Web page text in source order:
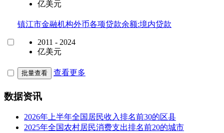
亿美元
镇江市金融机构外币各项贷款余额:境内贷款
2011 - 2024
亿美元
批量查看 查看更多
数据资讯
2026年上半年全国居民收入排名前30的区县
2025年全国农村居民消费支出排名前20的城市